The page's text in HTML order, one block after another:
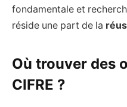
fondamentale et
réside une part de la
Où trouver des
CIFRE ?